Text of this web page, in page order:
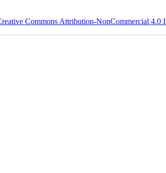
Commons Attribution-NonCommercial 4.0